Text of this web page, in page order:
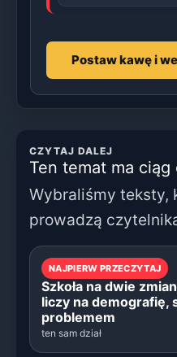
Postaw kawę i
CZYTAJ DALEJ
Ten temat ma ciąg
Wybraliśmy teksty,
prowadzą
NAJPIERW PRZECZYTAJ
Szkoła na dwie
liczy na demografię,
problemem
ten sam dział